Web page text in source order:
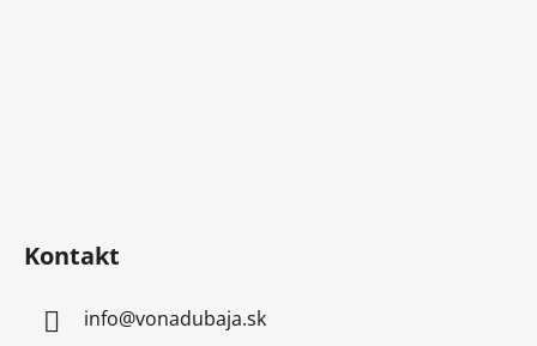
Kontakt
info@vonadubaja.sk